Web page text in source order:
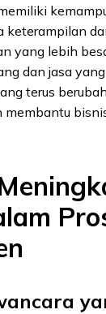
keterampilan
yang lebih
dan jasa
terus